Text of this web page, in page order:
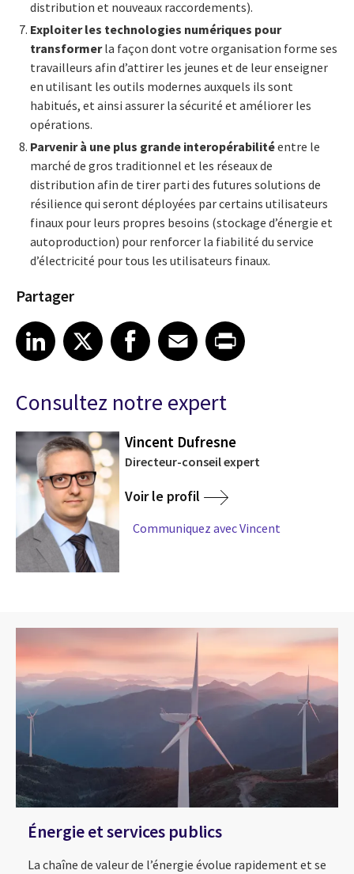
distribution et nouveaux raccordements).
Exploiter les technologies numériques pour
transformerla façon dont votre organisation forme ses
travailleurs afin d’attirer les jeunes et de leur enseigner
en utilisant les outils modernes auxquels ils sont
habitués, et ainsi assurer la sécurité et améliorer les
opérations.
Parvenir à une plus grande interopérabilitéentre le
marché de gros traditionnel et les réseaux de
distribution afin de tirer parti des futures solutions de
résilience qui seront déployées par certains utilisateurs
finaux pour leurs propres besoins (stockage d’énergie et
autoproduction) pour renforcer la fiabilité du service
d’électricité pour tous les utilisateurs finaux.
Partager
Share article on LinkedIn
LinkedIn
Share article on XShare article on Facebook
Facebook
Share article on Email
EmailShare article on Print
Consultez notre expert
Vincent Dufresne
Directeur-conseil expert
Voir le profil
Communiquez avec Vincent
Énergie et services publics
La chaîne de valeur de l’énergie évolue rapidement et se